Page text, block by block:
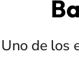
Uno de los